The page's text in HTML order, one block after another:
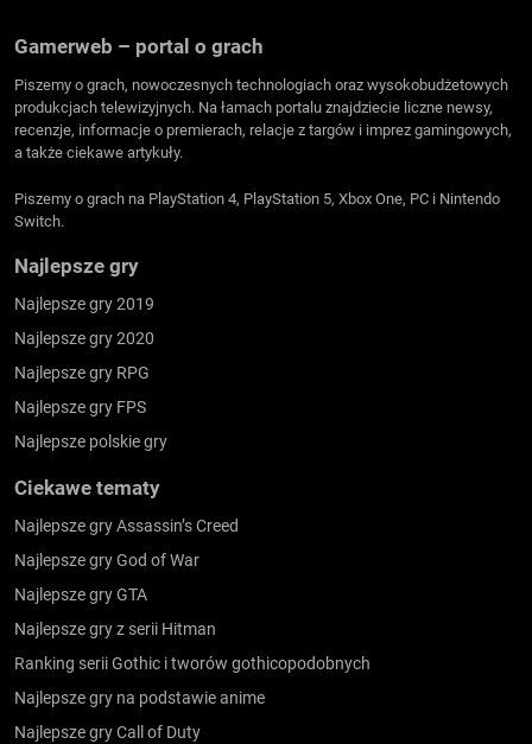
Gamerweb – portal o grach
Piszemy o grach, nowoczesnych technologiach oraz wysokobudżetowych
produkcjach telewizyjnych. Na łamach portalu znajdziecie liczne newsy,
recenzje, informacje o premierach, relacje z targów i imprez gamingowych,
a także ciekawe artykuły.
Piszemy o grach na PlayStation 4, PlayStation 5, Xbox One, PC i Nintendo
Switch.
Najlepsze gry
Najlepsze gry 2019
Najlepsze gry 2020
Najlepsze gry RPG
Najlepsze gry FPS
Najlepsze polskie gry
Ciekawe tematy
Najlepsze gry Assassin’s Creed
Najlepsze gry God of War
Najlepsze gry GTA
Najlepsze gry z serii Hitman
Ranking serii Gothic i tworów gothicopodobnych
Najlepsze gry na podstawie anime
Najlepsze gry Call of Duty